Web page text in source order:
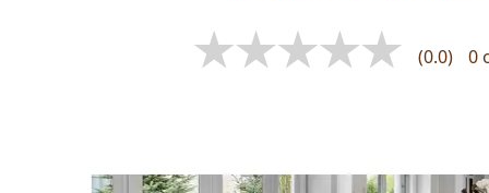
(0.0) 0